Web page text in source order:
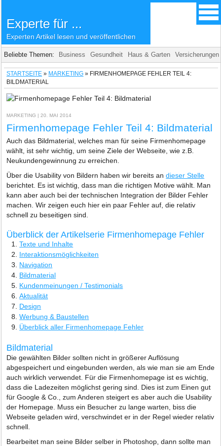
Experte für ...
Experten Artikel lesen und veröffentlichen
Beliebte Themen: Business Gesundheit Haus & Garten Versicherungen
STARTSEITE » MARKETING » FIRMENHOMEPAGE FEHLER TEIL 4:
BILDMATERIAL
MARKETING | 20. MAI 2014
Firmenhomepage Fehler Teil 4: Bildmaterial
Auch das Bildmaterial, welches man für seine Firmenhomepage
wählt, ist sehr wichtig, um seine Ziele der Webseite, wie z.B.
Neukundengewinnung zu erreichen.
Über die Usability von Bildern haben wir bereits andieser Stelle
berichtet. Es ist wichtig, dass man die richtigen Motive wählt. Man
kann aber auch bei der technischen Integration der Bilder Fehler
machen. Wir zeigen euch hier ein paar Fehler auf, die relativ
schnell zu beseitigen sind.
Überblick der Artikelserie Firmenhomepage Fehler
Texte und Inhalte
Interaktionsmöglichkeiten
Navigation
Bildmaterial
Kundenmeinungen / Testimonials
Aktualität
Design
Werbung & Baustellen
Überblick aller Firmenhomepage Fehler
Bildmaterial
Die gewählten Bilder sollten nicht in größerer Auflösung
abgespeichert und eingebunden werden, als wie man sie am Ende
auch wirklich verwendet. Für die Firmenhomepage ist es wichtig,
dass die Ladezeiten möglichst gering sind. Dies ist zum Einen gut
für Google & Co., zum Anderen steigert es aber auch die Usability
der Homepage. Muss ein Besucher zu lange warten, biss die
Webseite geladen wird, verschwindet er in der Regel wieder relativ
schnell.
Bearbeitet man seine Bilder selber in Photoshop, dann sollte man